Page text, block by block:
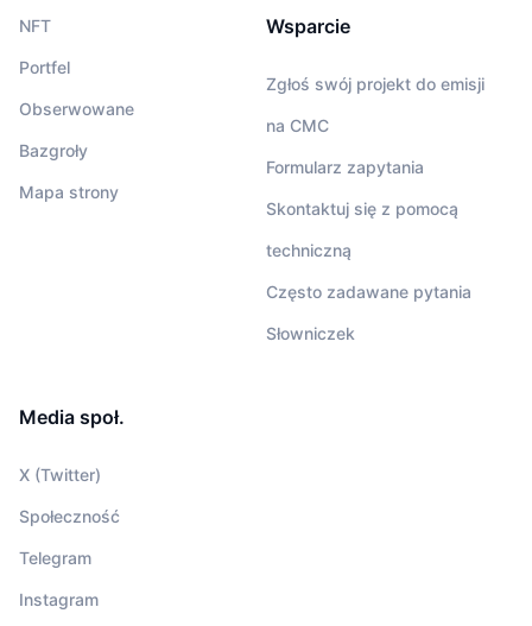
NFT
Portfel
Obserwowane
Bazgroły
Mapa strony
Wsparcie
Zgłoś swój projekt do emisji
na CMC
Formularz zapytania
Skontaktuj się z pomocą
techniczną
Często zadawane pytania
Słowniczek
Media społ.
X (Twitter)
Społeczność
Telegram
Instagram